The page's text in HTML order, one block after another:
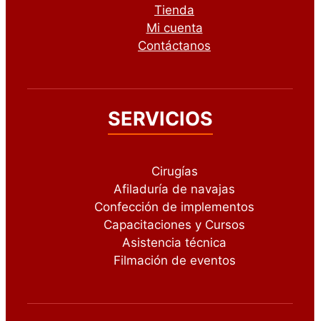
Tienda
Mi cuenta
Contáctanos
SERVICIOS
Cirugías
Afiladuría de navajas
Confección de implementos
Capacitaciones y Cursos
Asistencia técnica
Filmación de eventos